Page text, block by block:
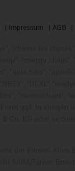
Impressum AGB